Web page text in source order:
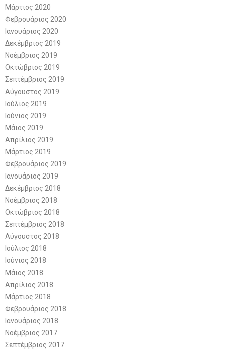
Μάρτιος 2020
Φεβρουάριος 2020
Ιανουάριος 2020
Δεκέμβριος 2019
Νοέμβριος 2019
Οκτώβριος 2019
Σεπτέμβριος 2019
Αύγουστος 2019
Ιούλιος 2019
Ιούνιος 2019
Μάιος 2019
Απρίλιος 2019
Μάρτιος 2019
Φεβρουάριος 2019
Ιανουάριος 2019
Δεκέμβριος 2018
Νοέμβριος 2018
Οκτώβριος 2018
Σεπτέμβριος 2018
Αύγουστος 2018
Ιούλιος 2018
Ιούνιος 2018
Μάιος 2018
Απρίλιος 2018
Μάρτιος 2018
Φεβρουάριος 2018
Ιανουάριος 2018
Νοέμβριος 2017
Σεπτέμβριος 2017